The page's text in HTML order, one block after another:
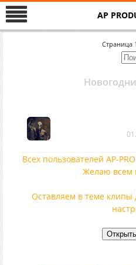
AP
Страница 1
Всех пользователей AP-
Желаю всем
Оставляем в теме клипы